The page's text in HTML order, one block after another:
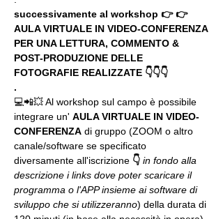
successivamente al workshop 👉 👉
AULA VIRTUALE IN VIDEO-CONFERENZA
PER UNA LETTURA, COMMENTO &
POST-PRODUZIONE DELLE
FOTOGRAFIE REALIZZATE 👇👇👇
.
💻📲💥 Al workshop sul campo è possibile
integrare un' AULA VIRTUALE IN VIDEO-
CONFERENZA di gruppo (ZOOM o altro
canale/software se specificato
diversamente all'iscrizione 👇 in fondo alla
descrizione i links dove poter scaricare il
programma o l'APP insieme ai software di
sviluppo che si utilizzeranno) della durata di